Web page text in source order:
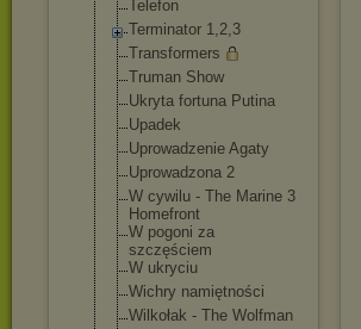
Telefon
Terminator 1,2,3
Transformers
Truman Show
Ukryta fortuna Putina
Upadek
Uprowadzenie Agaty
Uprowadzona 2
W cywilu - The Marine 3
Homefront
W pogoni za
szczęściem
W ukryciu
Wichry namiętności
Wilkołak - The Wolfman